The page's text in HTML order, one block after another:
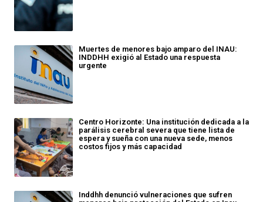
Muertes de menores bajo amparo del INAU:
INDDHH exigió al Estado una respuesta
urgente
Centro Horizonte: Una institución dedicada a la
parálisis cerebral severa que tiene lista de
espera y sueña con una nueva sede, menos
costos fijos y más capacidad
Inddhh denunció vulneraciones que sufren